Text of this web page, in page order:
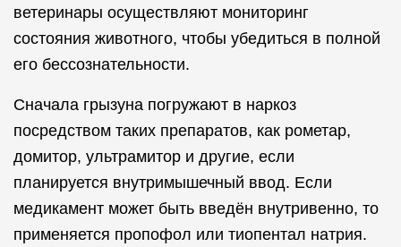
ветеринары осуществляют мониторинг
состояния животного, чтобы убедиться в полной
его бессознательности.
Сначала грызуна погружают в наркоз
посредством таких препаратов, как рометар,
домитор, ультрамитор и другие, если
планируется внутримышечный ввод. Если
медикамент может быть введён внутривенно, то
применяется пропофол или тиопентал натрия.